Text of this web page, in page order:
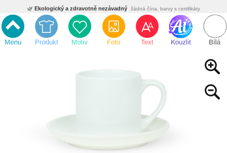
🌿 Ekologický a zdravotně nezávadný žádná čína, barvy s certifikáty
💡Inovativní výroba vlastní vývoj, nejnovější technologie
⚡ Rychlé dodání expedujeme do 24h
🏢 Výhodné pro firmy velké množstevní slevy
Český eshop s tradicí od roku 2010 tisíce spokojených zákazníků